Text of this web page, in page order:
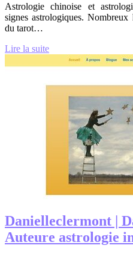
Astrologie chinoise et
signes astrologiques.
du tarot…
Lire la suite
Da­niel­lecler­mont |
Auteure astrologie